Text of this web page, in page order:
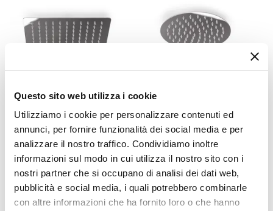
Questo sito web utilizza i cookie
Utilizziamo i cookie per personalizzare contenuti ed
annunci, per fornire funzionalità dei social media e per
analizzare il nostro traffico. Condividiamo inoltre
informazioni sul modo in cui utilizza il nostro sito con i
nostri partner che si occupano di analisi dei dati web,
pubblicità e social media, i quali potrebbero combinarle
con altre informazioni che ha fornito loro o che hanno
Caratteristiche
Anticalcare| Orientabile
Ultraslim
Colore Sofffione
5,2 cm
Dimensioni Soffione
20 x 20 cm
Spessore Soffione
0,2 cm
Materiale Soffione
Acciaio INOX
Soffione doccia 25x15 cm
acciaio inox slim anticalcare
snodo orientabile - Plato
€ 25,00
Soffione doccia tondo 20
cm slim in acciaio cromato
anticalcare con snodo
orientabile
€ 23,00